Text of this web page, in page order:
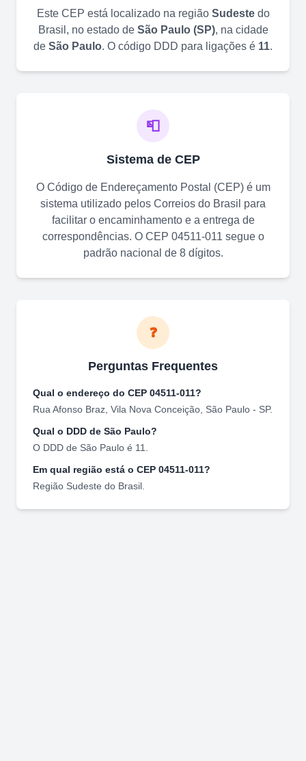
Este CEP está localizado na região Sudestedo
Brasil, no estado de São Paulo(SP), na cidade
de São Paulo. O código DDD para ligações é 11.
📮
Sistema de CEP
O Código de Endereçamento Postal (CEP) é um
sistema utilizado pelos Correios do Brasil para
facilitar o encaminhamento e a entrega de
correspondências. O CEP 04511-011 segue o
padrão nacional de 8 dígitos.
❓
Perguntas Frequentes
Qual o endereço do CEP 04511-011?
Rua Afonso Braz Vila Nova Conceição São Paulo - SP.
Qual o DDD de São Paulo?
O DDD de São Paulo é 11
Em qual região está o CEP 04511-011?
Região Sudeste do Brasil.